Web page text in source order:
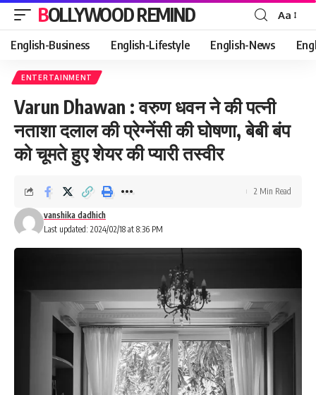
BOLLYWOOD REMIND
Font
Resizer
Aa
English-Business English-Lifestyle English-News
ENTERTAINMENT
Varun Dhawan : वरुण धवन ने की पत्नी
नताशा दलाल की प्रेग्नेंसी की घोषणा, बेबी बंप
को चूमते हुए शेयर की प्यारी तस्वीर
Last updated: 2024/02/18 at 8:36 PM
vanshika dadhich
2 Min Read